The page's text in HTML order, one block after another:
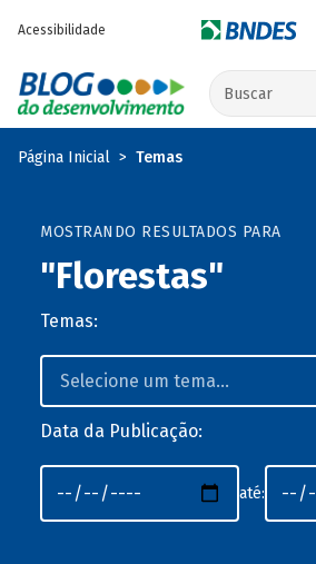
Acessibilidade
Buscar no site
Página Inicial Temas
MOSTRANDO RESULTADOS PARA
"Florestas"
Temas:
Data da Publicação:
até: